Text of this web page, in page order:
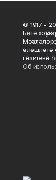
© 1917 -
Бөтә
өлөшләтә
гәзитенә
Об